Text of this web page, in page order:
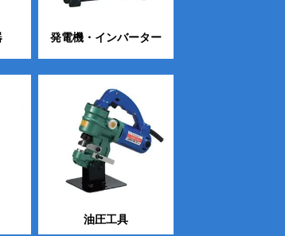
発電機・インバーター
油圧工具